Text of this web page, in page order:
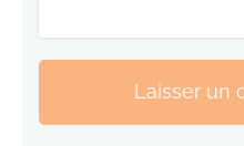
Laisser un